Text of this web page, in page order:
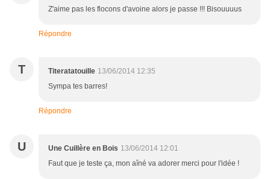
Z'aime pas les flocons d'avoine alors je passe !!! Bisouuuus
Répondre
T Titeratatouille 13/06/2014 12:35
Sympa tes barres!
Répondre
U Une Cuillère en Bois 13/06/2014 12:01
Faut que je teste ça, mon aîné va adorer merci pour l'idée !